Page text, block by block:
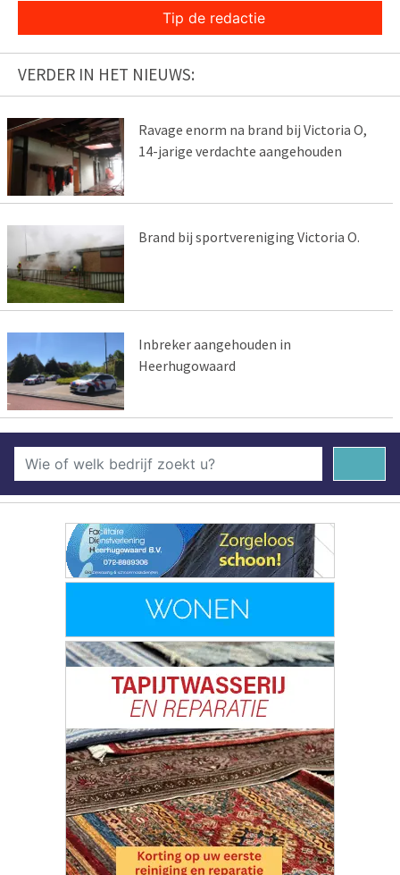
Tip de redactie
VERDER IN HET NIEUWS:
Ravage enorm na brand bij Victoria O,
14-jarige verdachte aangehouden
Brand bij sportvereniging Victoria O.
Inbreker aangehouden in
Heerhugowaard